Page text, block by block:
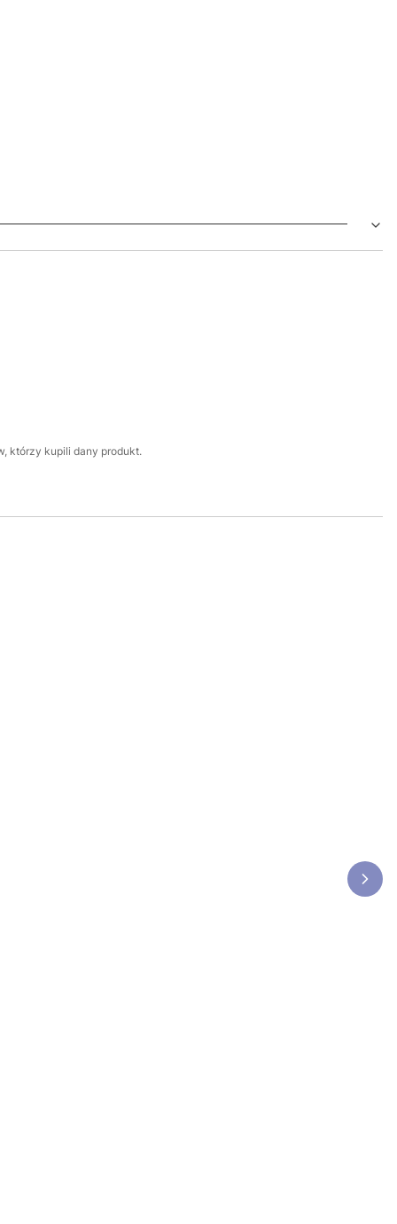
którzy kupili dany produkt.